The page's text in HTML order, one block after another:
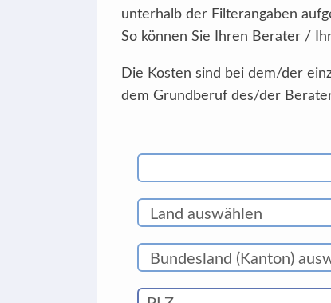
unterhalb der Filterangaben
So können Sie Ihren Berater /
Die Kosten sind bei dem/der
dem Grundberuf des/der